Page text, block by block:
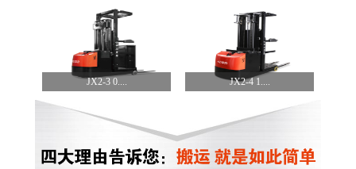
JX2-3 0.... JX2-4 1....